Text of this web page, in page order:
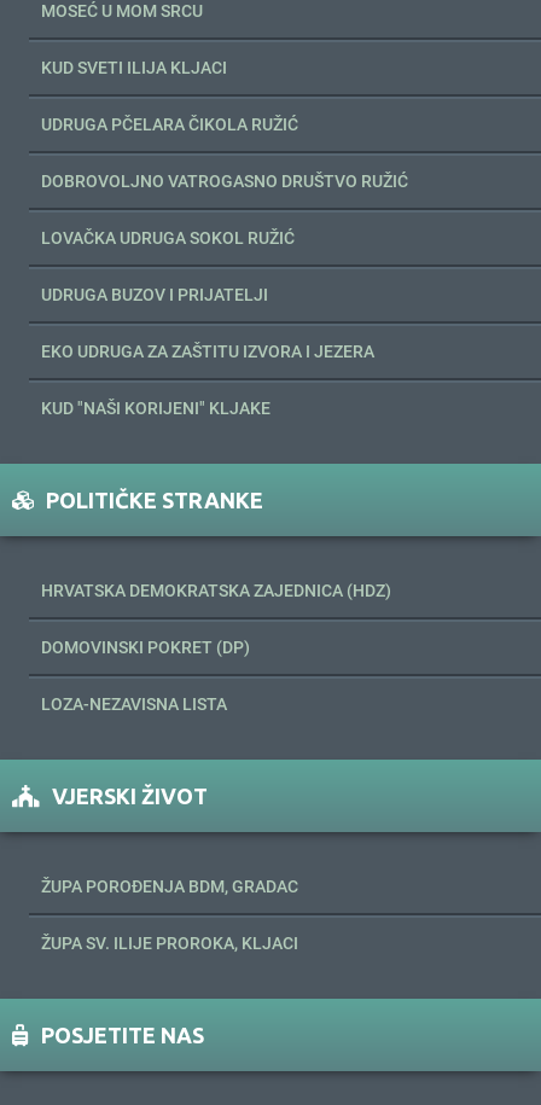
MOSEĆ U MOM SRCU
KUD SVETI ILIJA KLJACI
UDRUGA PČELARA ČIKOLA RUŽIĆ
DOBROVOLJNO VATROGASNO DRUŠTVO RUŽIĆ
LOVAČKA UDRUGA SOKOL RUŽIĆ
UDRUGA BUZOV I PRIJATELJI
EKO UDRUGA ZA ZAŠTITU IZVORA I JEZERA
KUD "NAŠI KORIJENI" KLJAKE
POLITIČKE STRANKE
HRVATSKA DEMOKRATSKA ZAJEDNICA (HDZ)
DOMOVINSKI POKRET (DP)
LOZA-NEZAVISNA LISTA
VJERSKI ŽIVOT
ŽUPA POROĐENJA BDM, GRADAC
ŽUPA SV. ILIJE PROROKA, KLJACI
POSJETITE NAS